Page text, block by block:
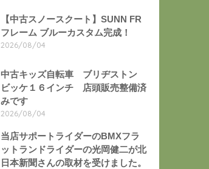
【中古スノースクート】SUNN FR
フレーム ブルーカスタム完成！
2026/08/04
中古キッズ自転車 ブリヂストン
ビッケ１６インチ 店頭販売整備済
みです
2026/08/04
当店サポートライダーのBMXフラ
ットランドライダーの光岡健二が北
日本新聞さんの取材を受けました。